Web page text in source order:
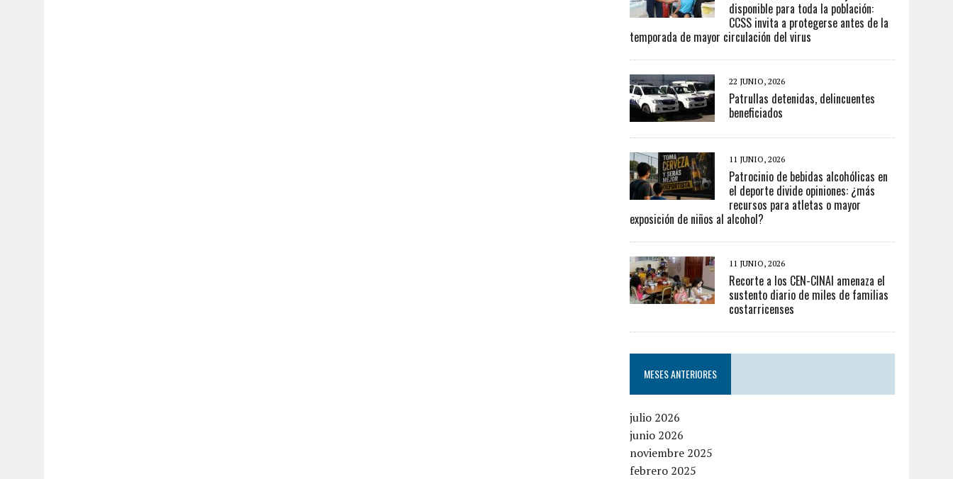
disponible para toda la población:
CCSS invita a protegerse antes de la
temporada de mayor circulación del virus
22 JUNIO, 2026
Patrullas detenidas, delincuentes
beneficiados
11 JUNIO, 2026
Patrocinio de bebidas alcohólicas en
el deporte divide opiniones: ¿más
recursos para atletas o mayor
exposición de niños al alcohol?
11 JUNIO, 2026
Recorte a los CEN-CINAI amenaza el
sustento diario de miles de familias
costarricenses
MESES ANTERIORES
julio 2026
junio 2026
noviembre 2025
febrero 2025